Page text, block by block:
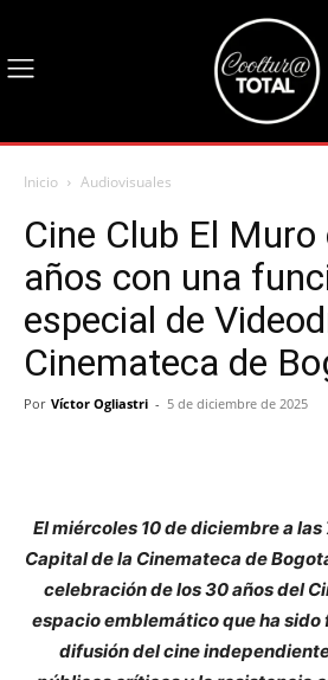
Inicio Audiovisuales
Cine Club El
años con una
especial de
Cinemateca de
Por Víctor Ogliastri - 5 de diciembre de 2025
El miércoles 10 de diciembre a las
Capital de la Cinemateca de
celebración de los 30 años del
espacio emblemático que ha sido
difusión del cine